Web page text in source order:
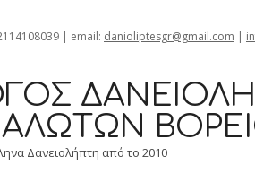
| email: danioliptesgr@gmail.com |
Δανειολήπτη από το 2010